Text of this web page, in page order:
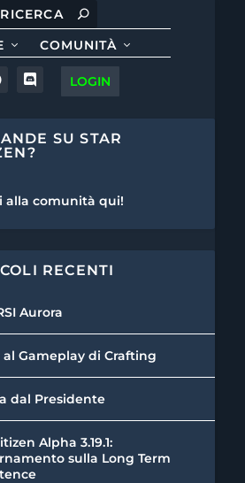
COMUNITÀ
LOGIN
SU STAR
alla comunità qui!
RECENTI
Aurora
al Gameplay di Crafting
dal Presidente
Alpha 3.19.1:
sulla Long Term